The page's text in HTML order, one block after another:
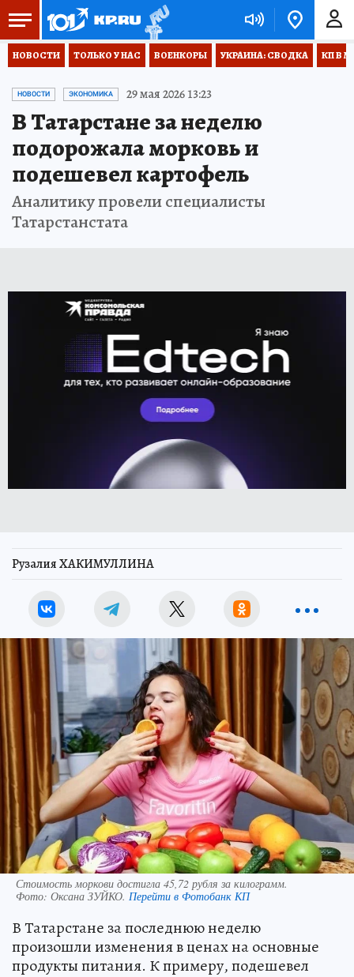
НОВОСТИ ТОЛЬКО У НАС ВОЕНКОРЫ УКРАИНА: СВОДКА КП В
НОВОСТИ ЭКОНОМИКА 29 мая 2026 13:23
В Татарстане за неделю
подорожала морковь и
подешевел картофель
Аналитику провели специалисты
Татарстанстата
Рузалия ХАКИМУЛЛИНА
Стоимость моркови достигла 45,72 рубля за килограмм.
Фото: Оксана ЗУЙКО. Перейти в Фотобанк КП
В Татарстане за последнюю неделю
произошли изменения в ценах на основные
продукты питания. К примеру, подешевел